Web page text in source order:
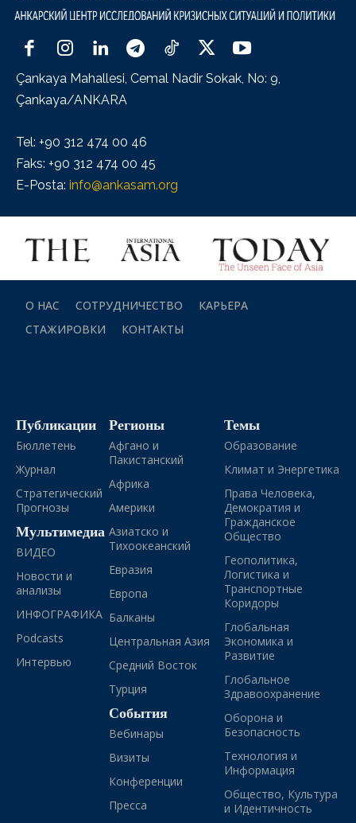
Çankaya Mahallesi, Cemal Nadir Sokak, No: 9,
Çankaya/ANKARA
Tel: +90 312 474 00 46
Faks: +90 312 474 00 45
E-Posta: info@ankasam.org
О НАС СОТРУДНИЧЕСТВО
КАРЬЕРА
СТАЖИРОВКИ
КОНТАКТЫ
Публикации
Бюллетень
Журнал
Стратегический
Прогнозы
Мультимедиа
ВИДЕО
Новости и
анализы
ИНФОГРАФИКА
Podcasts
Интервью
Регионы
Афгано и
Пакистанский
Африка
Америки
Азиатско и
Тихоокеанский
Евразия
Европа
Балканы
Центральная Азия
Средний Восток
Турция
События
Вебинары
Визиты
Конференции
Пресса
Темы
Образование
Климат и Энергетика
Права Человека,
Демократия и
Гражданское
Общество
Геополитика,
Логистика и
Транспортные
Коридоры
Глобальная
Экономика и
Развитие
Глобальное
Здравоохранение
Оборона и
Безопасность
Технология и
Информация
Общество, Культура
и Идентичность